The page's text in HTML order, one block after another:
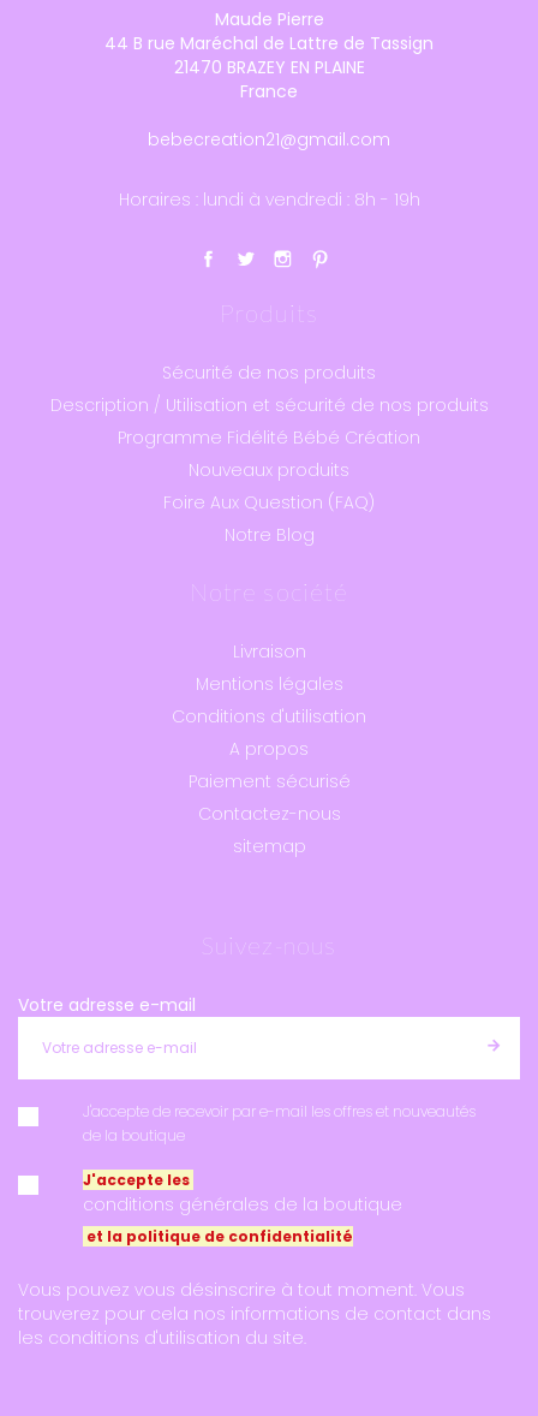
Maude Pierre
44 B rue Maréchal de Lattre de Tassign
21470 BRAZEY EN PLAINE
France
bebecreation21@gmail.com
Horaires : lundi à vendredi : 8h - 19h
Produits
Sécurité de nos produits
Description / Utilisation et sécurité de nos produits
Programme Fidélité Bébé Création
Nouveaux produits
Foire Aux Question (FAQ)
Notre Blog
Notre société
Livraison
Mentions légales
Conditions d'utilisation
A propos
Paiement sécurisé
Contactez-nous
sitemap
Suivez-nous
Votre adresse e-mail
J'accepte de recevoir par e-mail les offres et nouveautés
de la boutique
J'accepte les
conditions générales de la boutique
et la politique de confidentialité
Vous pouvez vous désinscrire à tout moment. Vous
trouverez pour cela nos informations de contact dans
les conditions d'utilisation du site.